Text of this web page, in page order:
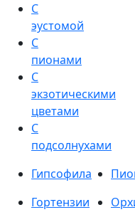
С
эустомой
С
пионами
С
экзотическими
цветами
С
подсолнухами
Гипсофила
Гортензии